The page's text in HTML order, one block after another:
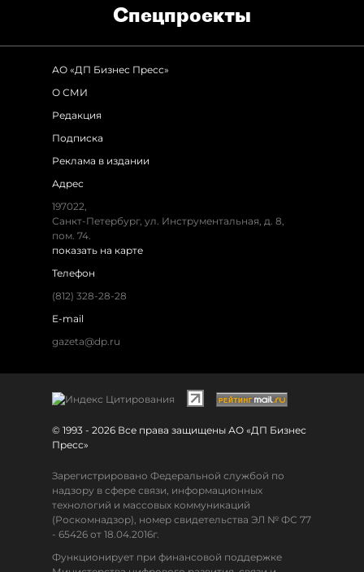
Спец­проекты
АО «ДП Бизнес Пресс»
О СМИ
Редакция
Подписка
Реклама в издании
Адрес
197022,
Санкт-Петербург, ул. Инструментальная, д. 8,
пом. 74.
показать на карте
Телефон
(812) 328-28-28
E-mail
gazeta@dp.ru
© 1993 - 2026 Все права защищены АО «ДП Бизнес
Пресс»
Зарегистрировано Федеральной службой по
надзору в сфере связи, информационных
технологий и массовых коммуникаций
(Роскомнадзор), номер свидетельства ЭЛ № ФС 77
- 65426 от 18.04.2016г.
Функционирует при финансовой поддержке